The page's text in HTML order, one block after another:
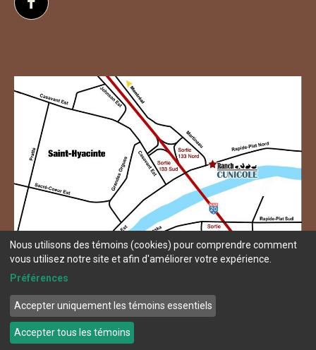
Suivez-nous sur Facebook
© Copyright 2026 Ranch Cunicole.
Nous utilisons des témoins (cookies) pour comprendre comment
vous utilisez notre site et afin d'améliorer votre expérience.
Préférences
Accepter uniquement les témoins essentiels
Accepter tous les témoins